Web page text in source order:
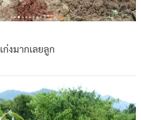
เก่งมากเลยลูก